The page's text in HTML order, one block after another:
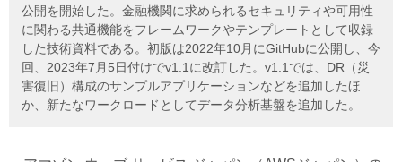
公開を開始した。金融機関に求められるセキュリティや可用性
に関わる共通機能をフレームワークやテンプレートとして収録
した技術資料である。初版は2022年10月にGitHubに公開し、今
回、2023年7月5日付けでv1.1に改訂した。v1.1では、DR（災
害復旧）構成のサンプルアプリケーションなどを追加したほ
か、新たなワークロードとしてデータ分析基盤を追加した。